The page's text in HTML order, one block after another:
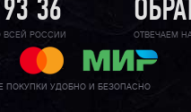
36
ВСЕЙ РОССИИ ОТВЕЧАЕМ
ПОКУПКИ УДОБНО И БЕЗОПАСНО